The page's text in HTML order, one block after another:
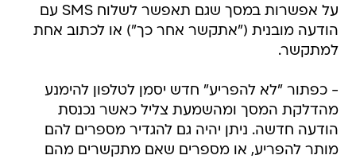
על אפשרות במסך שגם תאפשר לשלוח SMS עם
הודעה מובנית ("אתקשר אחר כך") או לכתוב אחת
למתקשר.
- כפתור "לא להפריע" חדש יסמן לטלפון להימנע
מהדלקת המסך ומהשמעת צליל כאשר נכנסת
הודעה חדשה. ניתן יהיה גם להגדיר מספרים להם
מותר להפריע, או מספרים שאם מתקשרים מהם